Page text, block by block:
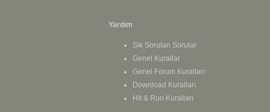
Yardım
Sık Sorulan Sorular
Genel Kurallar
Genel Forum Kuralları
Download Kuralları
Hit & Run Kuralları